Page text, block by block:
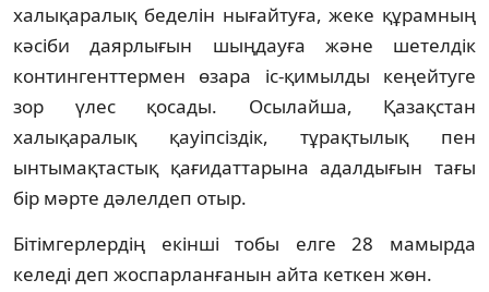
халықаралық беделін нығайтуға, жеке құрамның
кәсіби даярлығын шыңдауға және шетелдік
контингенттермен өзара іс-қимылды кеңейтуге
зор үлес қосады. Осылайша, Қазақстан
халықаралық қауіпсіздік, тұрақтылық пен
ынтымақтастық қағидаттарына адалдығын тағы
бір мәрте дәлелдеп отыр.
Бітімгерлердің екінші тобы елге 28 мамырда
келеді деп жоспарланғанын айта кеткен жөн.